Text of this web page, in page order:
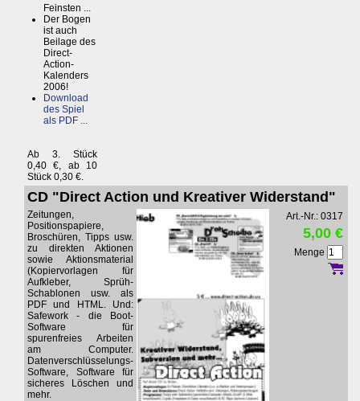
Feinsten ...
Der Bogen
ist auch
Beilage des
Direct-
Action-
Kalenders
2006!
Download
des Spiel
als PDF ...
Ab 3. Stück
0,40 €, ab 10
Stück 0,30 €.
CD "Direct Action und Kreativer Widerstand"
Zeitungen,
Positionspapiere,
Broschüren, Tipps usw.
zu direkten Aktionen
sowie Aktionsmaterial
(Kopiervorlagen für
Aufkleber, Sprüh-
Schablonen usw. als
PDF und HTML. Und:
Safework - die Boot-
Software für
spurenfreies Arbeiten
am Computer.
Datenverschlüsselungs-
Software, Software für
sicheres Löschen und
mehr.
Art.-Nr.: 0317
5,00 €
Menge